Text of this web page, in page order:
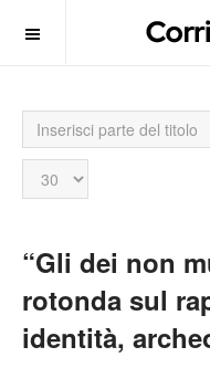
Inserisci
parte
del
titolo
Visualizza
n.
“Gli dei non
rotonda sul
identità,